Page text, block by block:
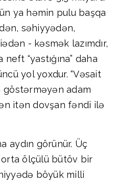
ya həmin pulu başqa
səhiyyədən,
- kəsmək lazımdır,
“yastığına” daha
yol yoxdur. “Vəsait
göstərməyən adam
itən dovşan fəndi ilə
aydın görünür. Üç
orta ölçülü bütöv bir
böyük milli